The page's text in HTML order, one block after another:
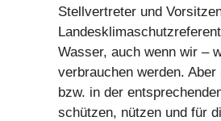
Stellvertreter und
Wasser, auch wenn wir –
verbrauchen werden.
bzw. in der
schützen, nützen und für